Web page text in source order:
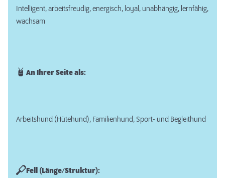
Intelligent, arbeitsfreudig, energisch, loyal, unabhängig, lernfähig,
wachsam
An Ihrer Seite als:
Arbeitshund (Hütehund), Familienhund, Sport- und Begleithund
Fell (Länge/Struktur):